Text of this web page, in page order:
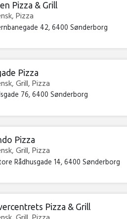
Pizza & Grill
Pizza
42, 6400 Sønderborg
Pizza
Grill, Pizza
76, 6400 Sønderborg
Pizza
Grill, Pizza
Rådhusgade 14, 6400 Sønderborg
Pizza & Grill